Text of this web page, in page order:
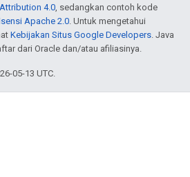
4.0, sedangkan contoh kode
Apache 2.0. Untuk mengetahui
Kebijakan Situs Google Developers. Java
dari Oracle dan/atau afiliasinya.
05-13 UTC.